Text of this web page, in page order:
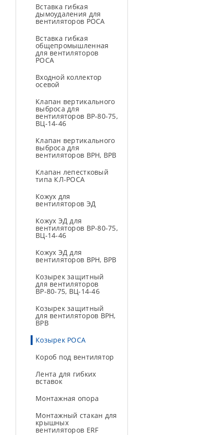
Вставка гибкая
дымоудаления для
вентиляторов РОСА
Вставка гибкая
общепромышленная
для вентиляторов
РОСА
Входной коллектор
осевой
Клапан вертикального
выброса для
вентиляторов ВР-80-75,
ВЦ-14-46
Клапан вертикального
выброса для
вентиляторов ВРН, ВРВ
Клапан лепестковый
типа КЛ-РОСА
Кожух для
вентиляторов ЭД
Кожух ЭД для
вентиляторов ВР-80-75,
ВЦ-14-46
Кожух ЭД для
вентиляторов ВРН, ВРВ
Козырек защитный
для вентиляторов
ВР-80-75, ВЦ-14-46
Козырек защитный
для вентиляторов ВРН,
ВРВ
Козырек РОСА
Короб под вентилятор
Лента для гибких
вставок
Монтажная опора
Монтажный стакан для
крышных
вентиляторов ERF